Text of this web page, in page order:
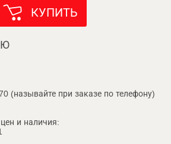
КУПИТЬ
(называйте при заказе по телефону)
и наличия: